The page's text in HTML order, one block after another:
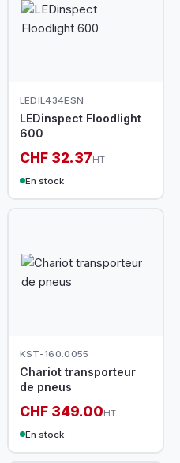
LEDIL434ESN
LEDinspect Floodlight
600
CHF 32.37HT
En stock
KST-160.0055
Chariot transporteur
de pneus
CHF 349.00HT
En stock